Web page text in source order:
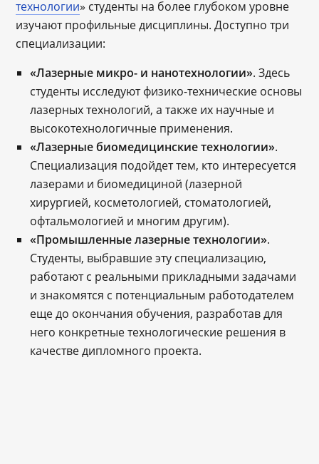
технологии» студенты на более глубоком уровне
изучают профильные дисциплины. Доступно три
специализации:
«Лазерные микро- и нанотехнологии». Здесь
студенты исследуют физико-технические основы
лазерных технологий, а также их научные и
высокотехнологичные применения.
«Лазерные биомедицинские технологии».
Специализация подойдет тем, кто интересуется
лазерами и биомедициной (лазерной
хирургией, косметологией, стоматологией,
офтальмологией и многим другим).
«Промышленные лазерные технологии».
Студенты, выбравшие эту специализацию,
работают с реальными прикладными задачами
и знакомятся с потенциальным работодателем
еще до окончания обучения, разработав для
него конкретные технологические решения в
качестве дипломного проекта.